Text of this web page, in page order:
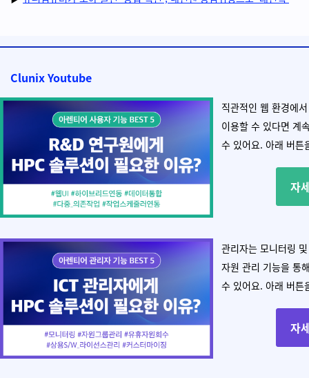
Clunix Youtube
직관적인 웹 환경에
이용할 수 있다면 계
수 있어요. 아래 버튼
자
관리자는 모니터링
자원 관리 기능을 통
수 있어요. 아래 버튼
자